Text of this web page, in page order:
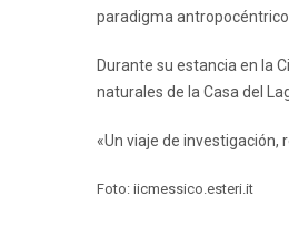
paradigma
Durante su estancia en la
naturales de la Casa del
«Un viaje de
Foto: iicmessico.esteri.it